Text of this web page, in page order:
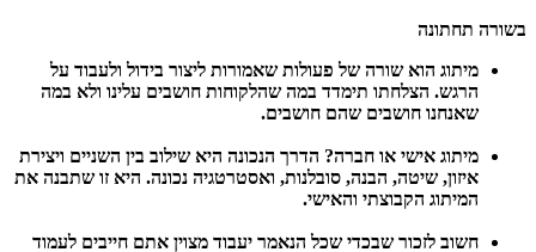
בשורה תחתונה
מיתוג הוא שורה של פעולות שאמורות ליצור בידול ולעבוד על
הרגש. הצלחתו תימדד במה שהלקוחות חושבים עלינו ולא במה
שאנחנו חושבים שהם חושבים.
מיתוג אישי או חברה? הדרך הנכונה היא שילוב בין השניים ויצירת
איזון, שיטה, הבנה, סובלנות, ואסטרטגיה נכונה. היא זו שתבנה את
המיתוג הקבוצתי והאישי.
חשוב לזכור שבכדי שכל הנאמר יעבוד מצוין אתם חייבים לעמוד